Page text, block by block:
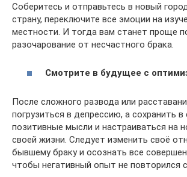
Соберитесь и отправьтесь в новый
страну, переключите все эмоции на
местности. И тогда вам станет проще
разочарование от несчастного брака.
Смотрите в будущее с
После сложного развода или
погрузиться в депрессию, а сохранить в
позитивные мысли и настраиваться на
своей жизни. Следует изменить своё
бывшему браку и осознать все
чтобы негативный опыт не повторился